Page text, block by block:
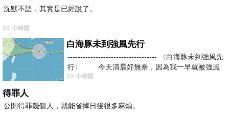
沈默不語，其實是已經說了。
10 小時前
白海豚未到強風先行
----------------------------------- 〈白海豚未到強風先
行〉 今天清晨好無奈，因為我一早就被強風
10 小時前
得罪人
公開得罪幾個人，就能省掉日後很多麻煩。